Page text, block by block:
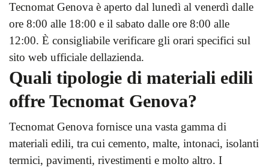
Tecnomat Genova è aperto dal lunedì al venerdì dalle
ore 8:00 alle 18:00 e il sabato dalle ore 8:00 alle
12:00. È consigliabile verificare gli orari specifici sul
sito web ufficiale dellazienda.
Quali tipologie di materiali edili
offre Tecnomat Genova?
Tecnomat Genova fornisce una vasta gamma di
materiali edili, tra cui cemento, malte, intonaci, isolanti
termici, pavimenti, rivestimenti e molto altro. I